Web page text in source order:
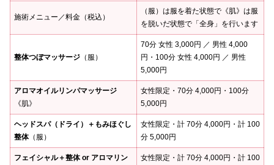
施術メニュー／料金（税込）
（服）は服を着た状態で《肌》は服
を脱いだ状態で「全身」を行います
整体つぼマッサージ （服）
70分 女性 3,000円 ／ 男性 4,000
円・100分 女性 4,000円 ／ 男性
5,000円
アロマオイルリンパマッサージ
《肌》
女性限定・70分 4,000円・100分
5,000円
ヘッドスパ（ドライ）＋もみほぐし
整体（服）
女性限定・計 70分 4,000円・計 100
分 5,000円
フェイシャル＋整体 or アロマリン
女性限定・計 70分 4,000円・計 100